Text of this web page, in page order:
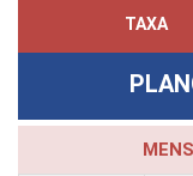
TAXA